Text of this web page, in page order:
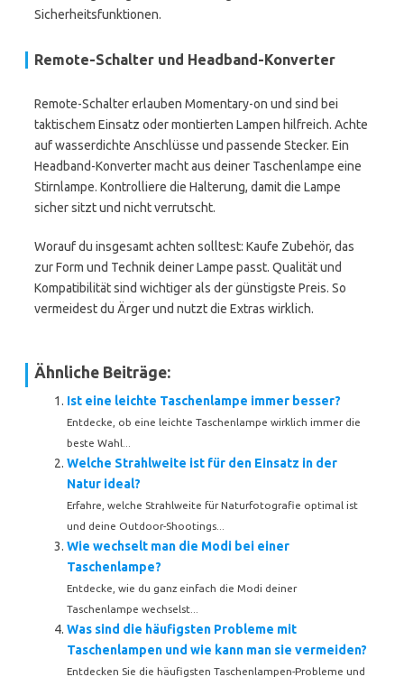
Sicherheitsfunktionen.
Remote-Schalter und Headband-Konverter
Remote-Schalter erlauben Momentary-on und sind bei
taktischem Einsatz oder montierten Lampen hilfreich. Achte
auf wasserdichte Anschlüsse und passende Stecker. Ein
Headband-Konverter macht aus deiner Taschenlampe eine
Stirnlampe. Kontrolliere die Halterung, damit die Lampe
sicher sitzt und nicht verrutscht.
Worauf du insgesamt achten solltest: Kaufe Zubehör, das
zur Form und Technik deiner Lampe passt. Qualität und
Kompatibilität sind wichtiger als der günstigste Preis. So
vermeidest du Ärger und nutzt die Extras wirklich.
Ähnliche Beiträge:
Ist eine leichte Taschenlampe immer besser?
Entdecke, ob eine leichte Taschenlampe wirklich immer die
beste Wahl...
Welche Strahlweite ist für den Einsatz in der
Natur ideal?
Erfahre, welche Strahlweite für Naturfotografie optimal ist
und deine Outdoor-Shootings...
Wie wechselt man die Modi bei einer
Taschenlampe?
Entdecke, wie du ganz einfach die Modi deiner
Taschenlampe wechselst...
Was sind die häufigsten Probleme mit
Taschenlampen und wie kann man sie vermeiden?
Entdecken Sie die häufigsten Taschenlampen-Probleme und